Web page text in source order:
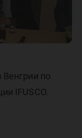
по
IFUSCO.